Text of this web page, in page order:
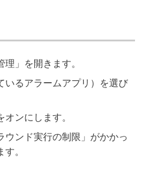
」を開きます。
いるアラームアプリ）を選び
オンにします。
ウンド実行の制限」がかかっ
。